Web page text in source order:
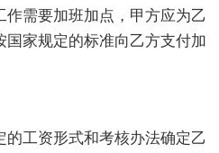
作需要加班加点，甲方应为乙
家规定的标准向乙方支付加
的工资形式和考核办法确定乙